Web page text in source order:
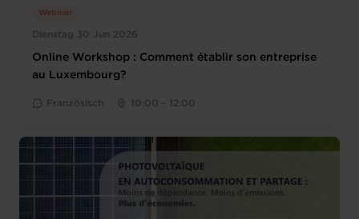
Dienstag 30 Jun 2026
Webinar
Online Workshop : Comment établir son entreprise
au Luxembourg?
Französisch 10:00 - 12:00